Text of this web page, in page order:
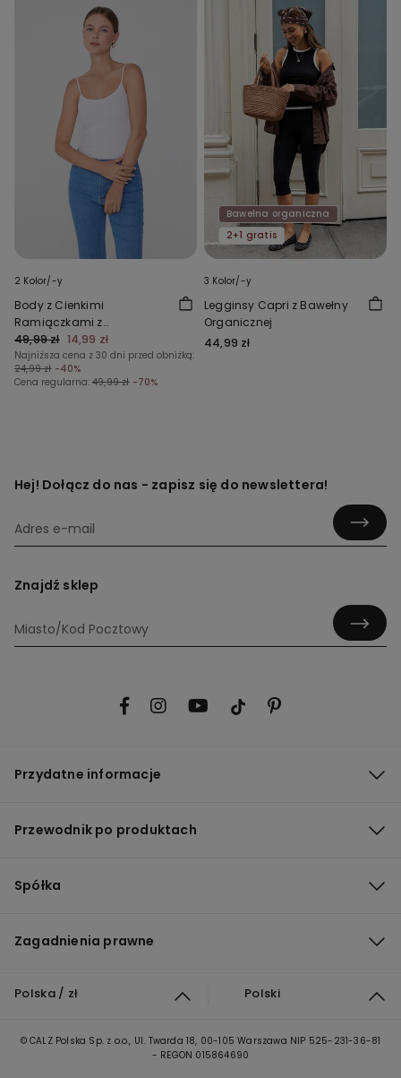
2 Kolor/-y
Body z Cienkimi
Ramiączkami z
Prążkowanej Bawełny
49,99 zł 14,99 zł
Najniższa cena z 30 dni przed obniżką:
24,99 zł -40%
Cena regularna: 49,99 zł -70%
Bawełna organiczna
2+1 gratis
3 Kolor/-y
Legginsy Capri z Bawełny
Organicznej
44,99 zł
Hej! Dołącz do nas - zapisz się do newslettera!
Znajdź sklep
Przydatne informacje
Przewodnik po produktach
Spółka
Zagadnienia prawne
Polska / zł Polski
© CALZ Polska Sp. z o.o., Ul. Twarda 18, 00-105 Warszawa NIP 525-231-36-81
- REGON 015864690